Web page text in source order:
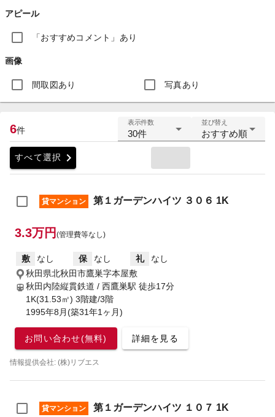
アピール
「おすすめコメント」あり
画像
間取図あり 写真あり
6件
表示件数
30件
並び替え
おすすめ順
すべて選択 chevron_right
貸マンション 第１ガーデンハイツ ３０６ 1K
3.3万円 (管理費等なし)
敷 なし 保 なし 礼
なし
秋田県北秋田市鷹巣字本屋敷
秋田内陸縦貫鉄道 / 西鷹巣駅 徒歩17分
1K(31.53㎡) 3階建/3階
1995年8月(築31年1ヶ月)
お問い合わせ(無料) 詳細を見る
情報提供会社: (株)リブエス
貸マンション 第１ガーデンハイツ １０７ 1K